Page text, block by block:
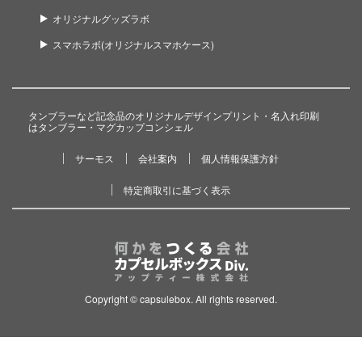
オリジナルグッズラボ
スマホラボ(オリジナルスマホケース)
タンブラーなど記念品のオリジナルデザインプリント・名入れ印刷
はタンブラー・マグカップコンシェル
サーモス 会社案内 個人情報保護方針
特定商取引に基づく表示
Copyright © capsulebox. All rights reserved.